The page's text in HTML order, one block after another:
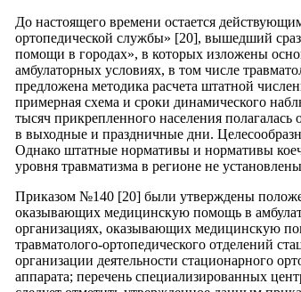
До настоящего времени остается
ортопедической службы» [20], вышедший
помощи в городах», в которых изложены
амбулаторных условиях, в том числе
предложена методика расчета штатной
примерная схема и сроки динамического
тысяч прикрепленного населения
в выходные и праздничные дни.
Однако штатные нормативы и нормативы
уровня травматизма в регионе не
Приказом №140 [20] были утверждены
оказывающих медицинскую помощь в
организациях, оказывающих медицинскую
травматолого-ортопедического отделений
организации деятельности стационарного
аппарата; перечень специализированных